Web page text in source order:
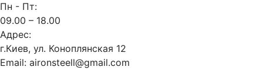
Пн - Пт:
09.00 – 18.00
Адрес:
г.Киев, ул. Коноплянская 12
Email: aironsteell@gmail.com